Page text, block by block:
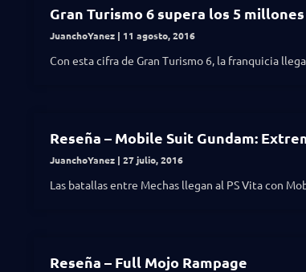
Gran Turismo 6 supera los 5
JuanchoYanez 11 agosto, 2016
Con esta cifra de Gran Turismo 6, la franquicia
Reseña – Mobile Suit Gundam:
JuanchoYanez 27 julio, 2016
Las batallas entre Mechas llegan al PS Vita con
Reseña – Full Mojo Rampage